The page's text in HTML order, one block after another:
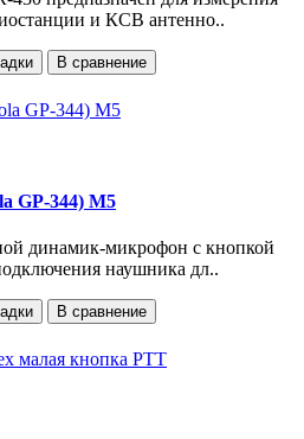
и КСВ антенно..
В сравнение
GP-344) M5
динамик-микрофон с кнопкой
наушника дл..
В сравнение